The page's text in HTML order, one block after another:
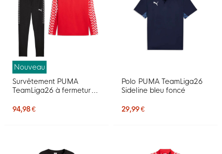
Nouveau
Survêtement PUMA
TeamLiga26 à fermeture
94,98 €
Polo PUMA TeamLiga26
Sideline bleu foncé
29,99 €